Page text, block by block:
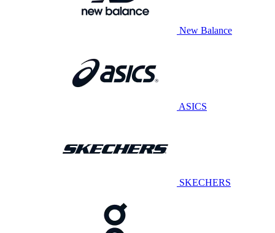
New Balance
ASICS
SKECHERS